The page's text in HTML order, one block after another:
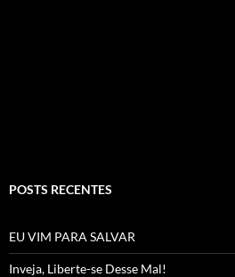
el
POSTS RECENTES
EU VIM PARA SALVAR
Inveja, Liberte-se Desse Mal!